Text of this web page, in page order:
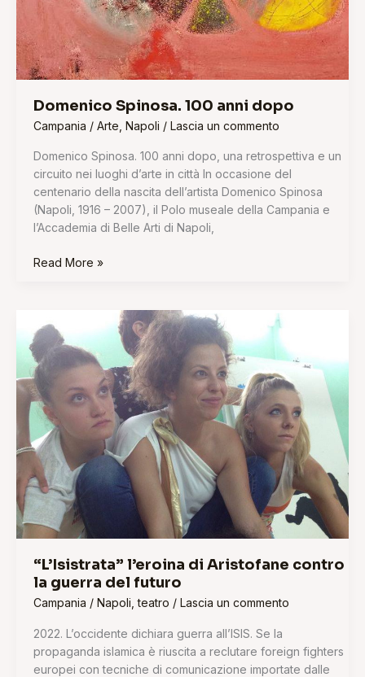
Domenico Spinosa. 100 anni dopo
Campania / Arte Napoli / Lascia un commento
Domenico Spinosa. 100 anni dopo, una retrospettiva e un
circuito nei luoghi d’arte in città In occasione del
centenario della nascita dell’artista Domenico Spinosa
(Napoli, 1916 – 2007), il Polo museale della Campania e
l’Accademia di Belle Arti di Napoli,
Read More »
“L’Isistrata” l’eroina di Aristofane contro
la guerra del futuro
Campania / Napoli ,teatro / Lascia un commento
2022. L’occidente dichiara guerra all’ISIS. Se la
propaganda islamica è riuscita a reclutare foreign fighters
europei con tecniche di comunicazione importate dalle
l’eroina
di
Aristofane
contro
la
guerra
del
futuro